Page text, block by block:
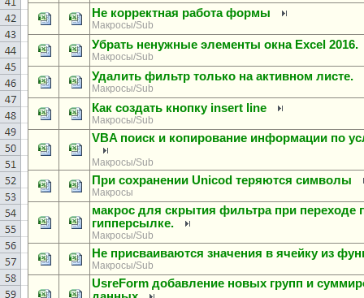
Не корректная работа формы
Макросы/Sub
Убрать ненужные элементы окна Excel 2016.
Макросы/Sub
Удалить фильтр только на активном листе.
Макросы/Sub
Как создать кнопку insert line
Макросы/Sub
VBA поиск и копирование информации по
Макросы/Sub
При сохранении Uniсod теряются символы
Макросы
макрос для скрытия фильтра при переходе
гипперсылке.
Макросы/Sub
Не присваиваются значения в ячейку из
Макросы/Sub
UsreForm добавление новых групп и